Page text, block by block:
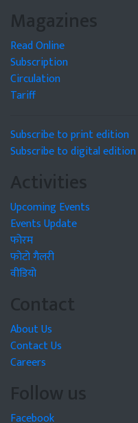
Magazines
Read Online
Subscription
Circulation
Tariff
Subscribe to print edition
Subscribe to digital edition
Activities
Upcoming Events
Events Update
फोरम
फोटो गैलरी
वीडियो
Contact
About Us
Contact Us
Careers
Follow us
Facebook